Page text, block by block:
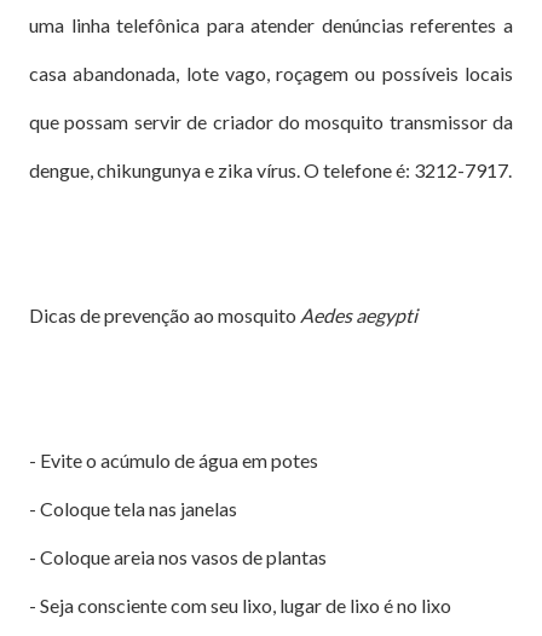
uma linha telefônica para atender denúncias referentes a
casa abandonada, lote vago, roçagem ou possíveis locais
que possam servir de criador do mosquito transmissor da
dengue, chikungunya e zika vírus. O telefone é: 3212-7917.
Dicas de prevenção ao mosquito Aedes aegypti
- Evite o acúmulo de água em potes
- Coloque tela nas janelas
- Coloque areia nos vasos de plantas
- Seja consciente com seu lixo, lugar de lixo é no lixo